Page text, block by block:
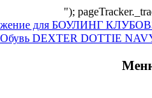
");
для БОУЛИНГ КЛУБОВ
Обувь DEXTER DOTTIE